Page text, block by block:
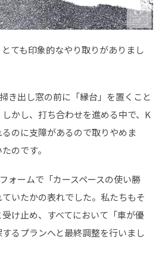
ても印象的なやり取りがありまし
き出し窓の前に「縁台」を置くこと
かし、打ち合わせを進める中で、K
のに支障があるので取りやめま
のです。
ォームで「カースペースの使い勝
いたかの表れでした。私たちもそ
け止め、すべてにおいて「車が優
るプランへと最終調整を行いまし